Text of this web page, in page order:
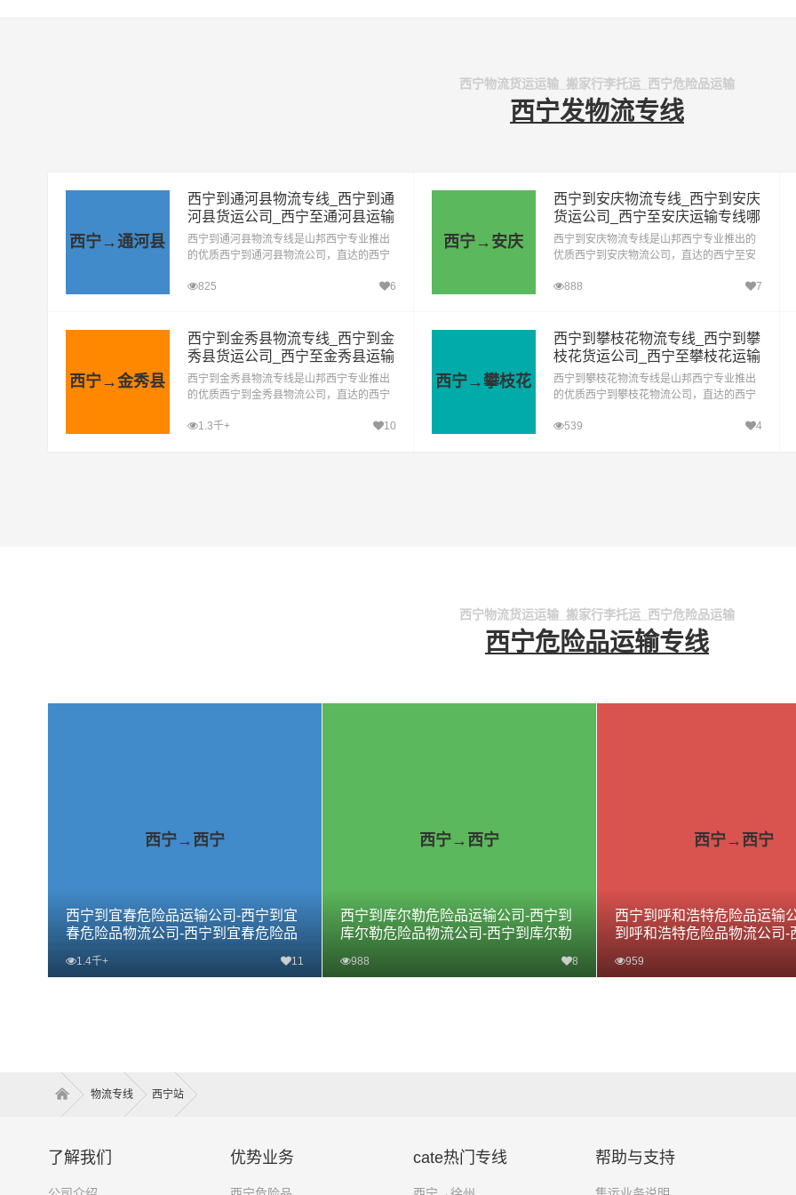
西宁物流货运运输_搬家行李托运_西宁危险品运输
西宁发物流专线
西宁→通河县
西宁到通河县物流专线_西宁到通
河县货运公司_西宁至通河县运输
专线哪家好
西宁到通河县物流专线是山邦西宁专业推出
的优质西宁到通河县物流公司，直达的西宁
西宁到通河县货运公司已成为山邦西宁的优
825 6
西宁→安庆
西宁到安庆物流专线_西宁到安庆
货运公司_西宁至安庆运输专线哪
家好
西宁到安庆物流专线是山邦西宁专业推出的
优质西宁到安庆物流公司，直达的西宁至安
安庆货运公司已成为山邦西宁的优质物流品
888 7
西宁→金秀县
西宁到金秀县物流专线_西宁到金
秀县货运公司_西宁至金秀县运输
专线哪家好
西宁到金秀县物流专线是山邦西宁专业推出
的优质西宁到金秀县物流公司，直达的西宁
西宁到金秀县货运公司已成为山邦西宁的优
1.3千+ 10
西宁→攀枝花
西宁到攀枝花物流专线_西宁到攀
枝花货运公司_西宁至攀枝花运输
专线哪家好
西宁到攀枝花物流专线是山邦西宁专业推出
的优质西宁到攀枝花物流公司，直达的西宁
西宁到攀枝花货运公司已成为山邦西宁的优
539 4
西宁物流货运运输_搬家行李托运_西宁危险品运输
西宁危险品运输专线
西宁→西宁
西宁到宜春危险品运输公司-西宁到宜
春危险品物流公司-西宁到宜春危险品
1.4千+ 11
西宁→西宁
西宁到库尔勒危险品运输公司-西宁到
库尔勒危险品物流公司-西宁到库尔勒
988 8
西宁→西宁
西宁到呼和浩特危险品运输
到呼和浩特危险品物流公司-
959
物流专线 西宁站
了解我们 优势业务 cate热门专线 帮助与支持